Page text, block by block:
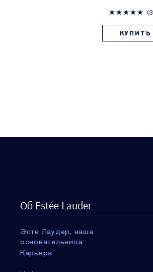
КУПИТЬ
Об Estée Lauder
Эсте Лаудер, наша
основательница
Карьера